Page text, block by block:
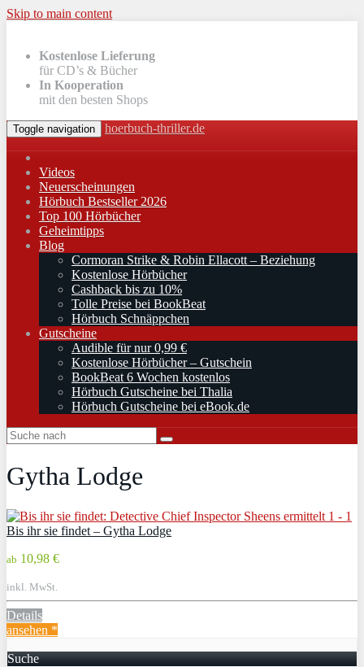
Skip to main content
Kostenlose Lieferung
für CD’s & Bücher
In Kooperation
mit den besten Shops
Toggle navigation hoerbuch-thriller.de
Videos
Neuerscheinungen
Hörbuch Bestseller 2026
Top 100 Hörbücher
Geheimtipps
Blog
Cormoran Strike & Robin Ellacott – Beziehung
Kostenlose Hörbücher
Cashback bis zu 10%
Tolle Preise bei BookBeat
Hörbuch Schnäppchen
Gutscheine
Audible für nur 0,99 €
Kostenlose Hörbücher – Gutschein
BookBeat 6 Wochen kostenlos
Hörbuch Gutscheine bei Thalia
Hörbuch Gutscheine bei eBook.de
Gytha Lodge
Bis ihr sie findet – Gytha Lodge
ab 10,98 €
inkl. MwSt.
Details
ansehen *
Suche